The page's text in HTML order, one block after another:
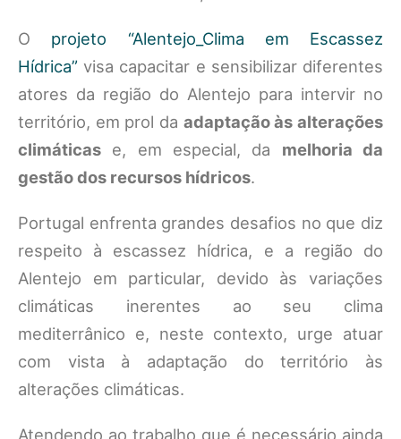
O projeto “Alentejo_Clima em Escassez
Hídrica” visa capacitar e sensibilizar diferentes
atores da região do Alentejo para intervir no
território, em prol da adaptação às alterações
climáticas e, em especial, da melhoria da
gestão dos recursos hídricos.
Portugal enfrenta grandes desafios no que diz
respeito à escassez hídrica, e a região do
Alentejo em particular, devido às variações
climáticas inerentes ao seu clima
mediterrânico e, neste contexto, urge atuar
com vista à adaptação do território às
alterações climáticas.
Atendendo ao trabalho que é necessário ainda